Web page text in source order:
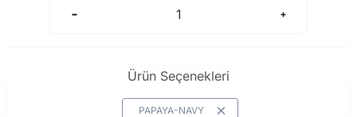
Ürün Seçenekleri
PAPAYA-NAVY